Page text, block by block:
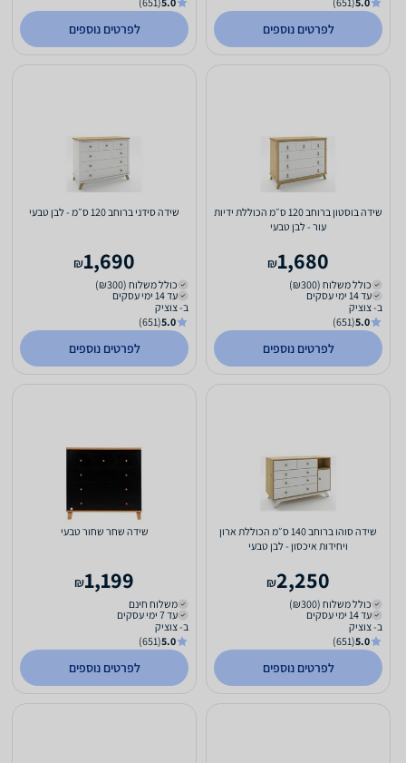
לפרטים נוספים לפרטים נוספים
שידה בוסטון ברוחב 120 ס״מ הכוללת ידיות
עור - לבן טבעי
1,680
₪
כולל משלוח (₪300)
עד 14 ימי עסקים
ב- צוציק
5.0
(651)
לפרטים נוספים
שידה סידני ברוחב 120 ס״מ - לבן טבעי
1,690
₪
כולל משלוח (₪300)
עד 14 ימי עסקים
ב- צוציק
5.0
(651)
לפרטים נוספים
שידה סוהו ברוחב 140 ס״מ הכוללת ארון
ויחידות איכסון - לבן טבעי
2,250
₪
כולל משלוח (₪300)
עד 14 ימי עסקים
ב- צוציק
5.0
(651)
לפרטים נוספים
שידה שחר שחור טבעי
1,199
₪
משלוח חינם
עד 7 ימי עסקים
ב- צוציק
5.0
(651)
לפרטים נוספים